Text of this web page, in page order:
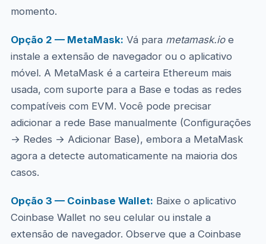
momento.
Opção 2 — MetaMask: Vá para metamask.ioe
instale a extensão de navegador ou o aplicativo
móvel. A MetaMask é a carteira Ethereum mais
usada, com suporte para a Base e todas as redes
compatíveis com EVM. Você pode precisar
adicionar a rede Base manualmente (Configurações
→ Redes → Adicionar Base), embora a MetaMask
agora a detecte automaticamente na maioria dos
casos.
Opção 3 — Coinbase Wallet: Baixe o aplicativo
Coinbase Wallet no seu celular ou instale a
extensão de navegador. Observe que a Coinbase